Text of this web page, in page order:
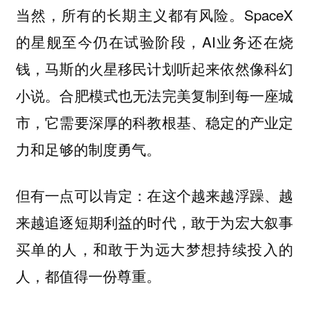
当然，所有的长期主义都有风险。 SpaceX
的星舰至今仍在试验阶段，AI业务还在烧
钱，马斯的火星移民计划听起来依然像科幻
小说。合肥模式也无法完美复制到每一座城
市，它需要深厚的科教根基、稳定的产业定
力和足够的制度勇气。
但有一点可以肯定：在这个越来越浮躁、越
来越追逐短期利益的时代，敢于为宏大叙事
买单的人，和敢于为远大梦想持续投入的
人，都值得一份尊重。